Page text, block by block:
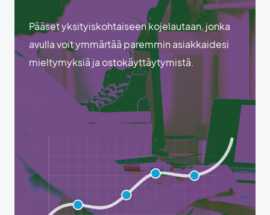
Pääset yksityiskohtaiseen kojelautaan, jonka
avulla voit ymmärtää paremmin asiakkaidesi
mieltymyksiä ja ostokäyttäytymistä.